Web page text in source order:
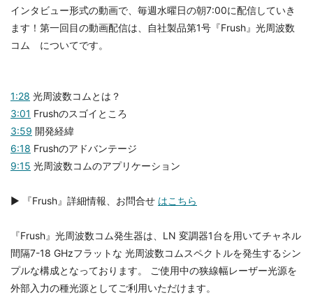
インタビュー形式の動画で、毎週水曜日の朝7:00に配信していき
ます！第一回目の動画配信は、自社製品第1号『Frush』光周波数
コム についてです。
1:28 光周波数コムとは？
3:01 Frushのスゴイところ
3:59 開発経緯
6:18 Frushのアドバンテージ
9:15 光周波数コムのアプリケーション
▶ 『Frush』詳細情報、お問合せ はこちら
『Frush』光周波数コム発生器は、LN 変調器1台を用いてチャネル
間隔7-18 GHzフラットな 光周波数コムスペクトルを発生するシン
プルな構成となっております。 ご使用中の狭線幅レーザー光源を
外部入力の種光源としてご利用いただけます。